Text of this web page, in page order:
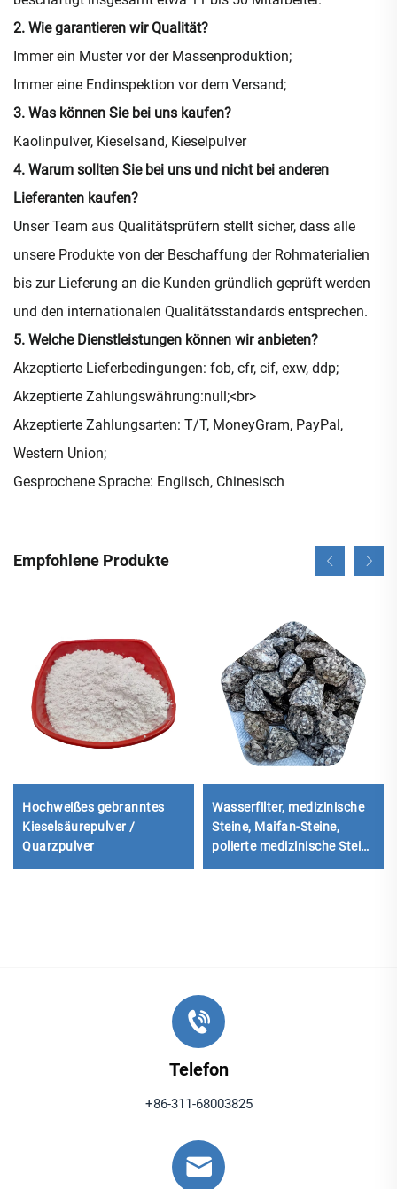
2. Wie garantieren wir Qualität?
Immer ein Muster vor der Massenproduktion;
Immer eine Endinspektion vor dem Versand;
3. Was können Sie bei uns kaufen?
Kaolinpulver, Kieselsand, Kieselpulver
4. Warum sollten Sie bei uns und nicht bei anderen
Lieferanten kaufen?
Unser Team aus Qualitätsprüfern stellt sicher, dass alle
unsere Produkte von der Beschaffung der Rohmaterialien
bis zur Lieferung an die Kunden gründlich geprüft werden
und den internationalen Qualitätsstandards entsprechen.
5. Welche Dienstleistungen können wir anbieten?
Akzeptierte Lieferbedingungen: fob, cfr, cif, exw, ddp;
Akzeptierte Zahlungswährung:null;<br>
Akzeptierte Zahlungsarten: T/T, MoneyGram, PayPal,
Western Union;
Gesprochene Sprache: Englisch, Chinesisch
Empfohlene Produkte
Hochweißes gebranntes
Kieselsäurepulver /
Quarzpulver
Wasserfilter, medizinische
Steine, Maifan-Steine,
polierte medizinische Steine
Telefon
+86-311-68003825